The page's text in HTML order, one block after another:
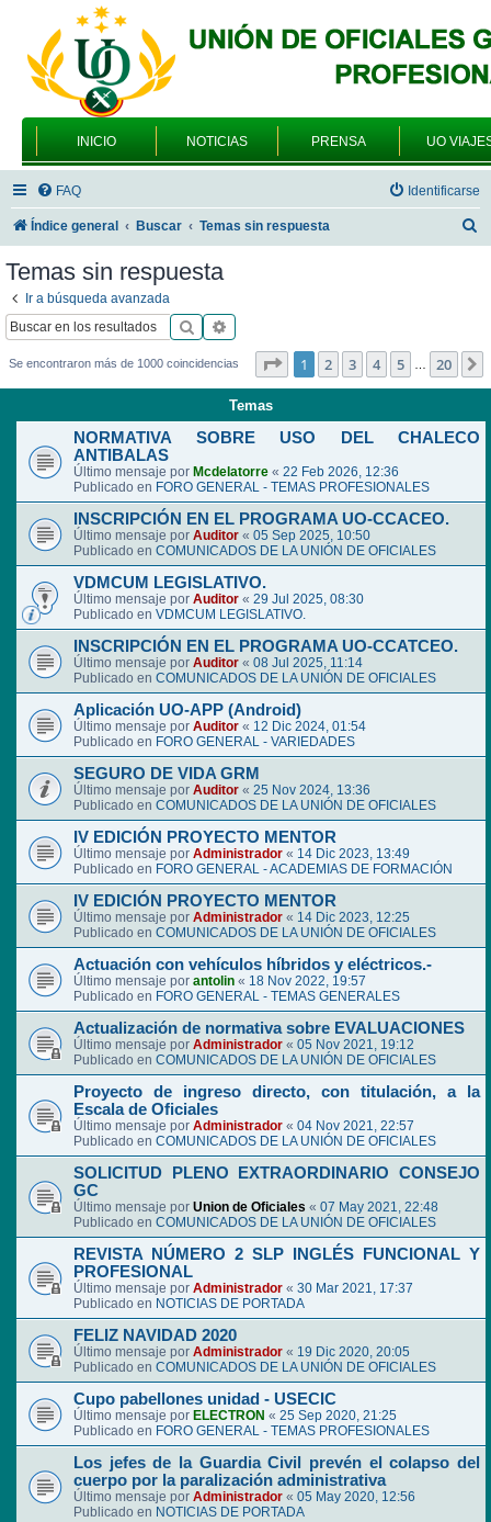
INICIO NOTICIAS PRENSA UO
FAQ Identificarse
Índice general Buscar Temas sin respuesta
Temas sin respuesta
Ir a búsqueda avanzada
Buscar
Se encontraron más de 1000 coincidencias Página de 20
1 2 3 4 5 … 20
Temas
NORMATIVA SOBRE USO DEL CHALECO
ANTIBALAS
Último mensaje por Mcdelatorre « 22 Feb 2026, 12:36
Publicado en FORO GENERAL - TEMAS PROFESIONALES
INSCRIPCIÓN EN EL PROGRAMA UO-CCACEO.
Último mensaje por Auditor « 05 Sep 2025, 10:50
Publicado en COMUNICADOS DE LA UNIÓN DE OFICIALES
VDMCUM LEGISLATIVO.
Último mensaje por Auditor « 29 Jul 2025, 08:30
Publicado en VDMCUM LEGISLATIVO.
INSCRIPCIÓN EN EL PROGRAMA UO-CCATCEO.
Último mensaje por Auditor « 08 Jul 2025, 11:14
Publicado en COMUNICADOS DE LA UNIÓN DE OFICIALES
Aplicación UO-APP (Android)
Último mensaje por Auditor « 12 Dic 2024, 01:54
Publicado en FORO GENERAL - VARIEDADES
SEGURO DE VIDA GRM
Último mensaje por Auditor « 25 Nov 2024, 13:36
Publicado en COMUNICADOS DE LA UNIÓN DE OFICIALES
IV EDICIÓN PROYECTO MENTOR
Último mensaje por Administrador « 14 Dic 2023, 13:49
Publicado en FORO GENERAL - ACADEMIAS DE FORMACIÓN
IV EDICIÓN PROYECTO MENTOR
Último mensaje por Administrador « 14 Dic 2023, 12:25
Publicado en COMUNICADOS DE LA UNIÓN DE OFICIALES
Actuación con vehículos híbridos y eléctricos.-
Último mensaje por antolin « 18 Nov 2022, 19:57
Publicado en FORO GENERAL - TEMAS GENERALES
Actualización de normativa sobre EVALUACIONES
Último mensaje por Administrador « 05 Nov 2021, 19:12
Publicado en COMUNICADOS DE LA UNIÓN DE OFICIALES
Proyecto de ingreso directo, con titulación, a la
Escala de Oficiales
Último mensaje por Administrador « 04 Nov 2021, 22:57
Publicado en COMUNICADOS DE LA UNIÓN DE OFICIALES
SOLICITUD PLENO EXTRAORDINARIO CONSEJO
GC
Último mensaje por Union de Oficiales « 07 May 2021, 22:48
Publicado en COMUNICADOS DE LA UNIÓN DE OFICIALES
REVISTA NÚMERO 2 SLP INGLÉS FUNCIONAL Y
PROFESIONAL
Último mensaje por Administrador « 30 Mar 2021, 17:37
Publicado en NOTICIAS DE PORTADA
FELIZ NAVIDAD 2020
Último mensaje por Administrador « 19 Dic 2020, 20:05
Publicado en COMUNICADOS DE LA UNIÓN DE OFICIALES
Cupo pabellones unidad - USECIC
Último mensaje por ELECTRON « 25 Sep 2020, 21:25
Publicado en FORO GENERAL - TEMAS PROFESIONALES
Los jefes de la Guardia Civil prevén el colapso del
cuerpo por la paralización administrativa
Último mensaje por Administrador « 05 May 2020, 12:56
Publicado en NOTICIAS DE PORTADA